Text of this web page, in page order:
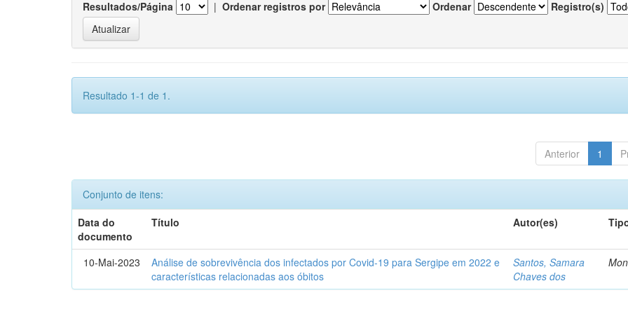
Resultados/Página | Ordenar registros por Ordenar Registro(s)
Resultado 1-1 de 1.
Anterior 1
Conjunto de itens:
Data do
documento
Título Autor(es)
10-Mai-2023
Análise de sobrevivência dos infectados por Covid-19 para Sergipe em 2022 e
características relacionadas aos óbitos
Santos, Samara
Chaves dos